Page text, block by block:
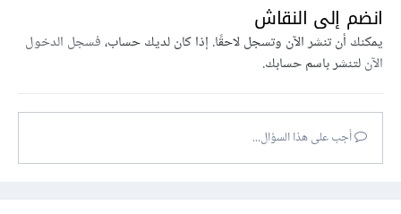
انضم إلى النقاش
يمكنك أن تنشر الآن وتسجل لاحقًا. إذا كان لديك حساب،فسجل الدخول
الآنلتنشر باسم حسابك.
أجب على هذا السؤال...